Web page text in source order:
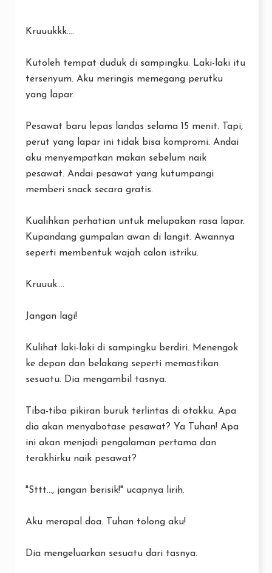
Kruuukkk....
Kutoleh tempat duduk di sampingku. Laki-laki itu
tersenyum. Aku meringis memegang perutku
yang lapar.
Pesawat baru lepas landas selama 15 menit. Tapi,
perut yang lapar ini tidak bisa kompromi. Andai
aku menyempatkan makan sebelum naik
pesawat. Andai pesawat yang kutumpangi
memberi snack secara gratis.
Kualihkan perhatian untuk melupakan rasa lapar.
Kupandang gumpalan awan di langit. Awannya
seperti membentuk wajah calon istriku.
Kruuuk....
Jangan lagi!
Kulihat laki-laki di sampingku berdiri. Menengok
ke depan dan belakang seperti memastikan
sesuatu. Dia mengambil tasnya.
Tiba-tiba pikiran buruk terlintas di otakku. Apa
dia akan menyabotase pesawat? Ya Tuhan! Apa
ini akan menjadi pengalaman pertama dan
terakhirku naik pesawat?
"Sttt..., jangan berisik!" ucapnya lirih.
Aku merapal doa. Tuhan tolong aku!
Dia mengeluarkan sesuatu dari tasnya.